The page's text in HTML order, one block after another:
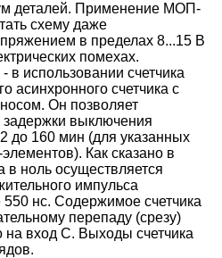
деталей. Применение МОП-
схему даже
в пределах 8...15 В
помехах.
в использовании счетчика
асинхронного счетчика с
Он позволяет
выключения
до 160 мин (для указанных
Как сказано в
в ноль осуществляется
импульса
нc. Содержимое счетчика
перепаду (срезу)
на вход С. Выходы счетчика